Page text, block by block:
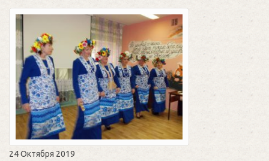
24 Октября 2019